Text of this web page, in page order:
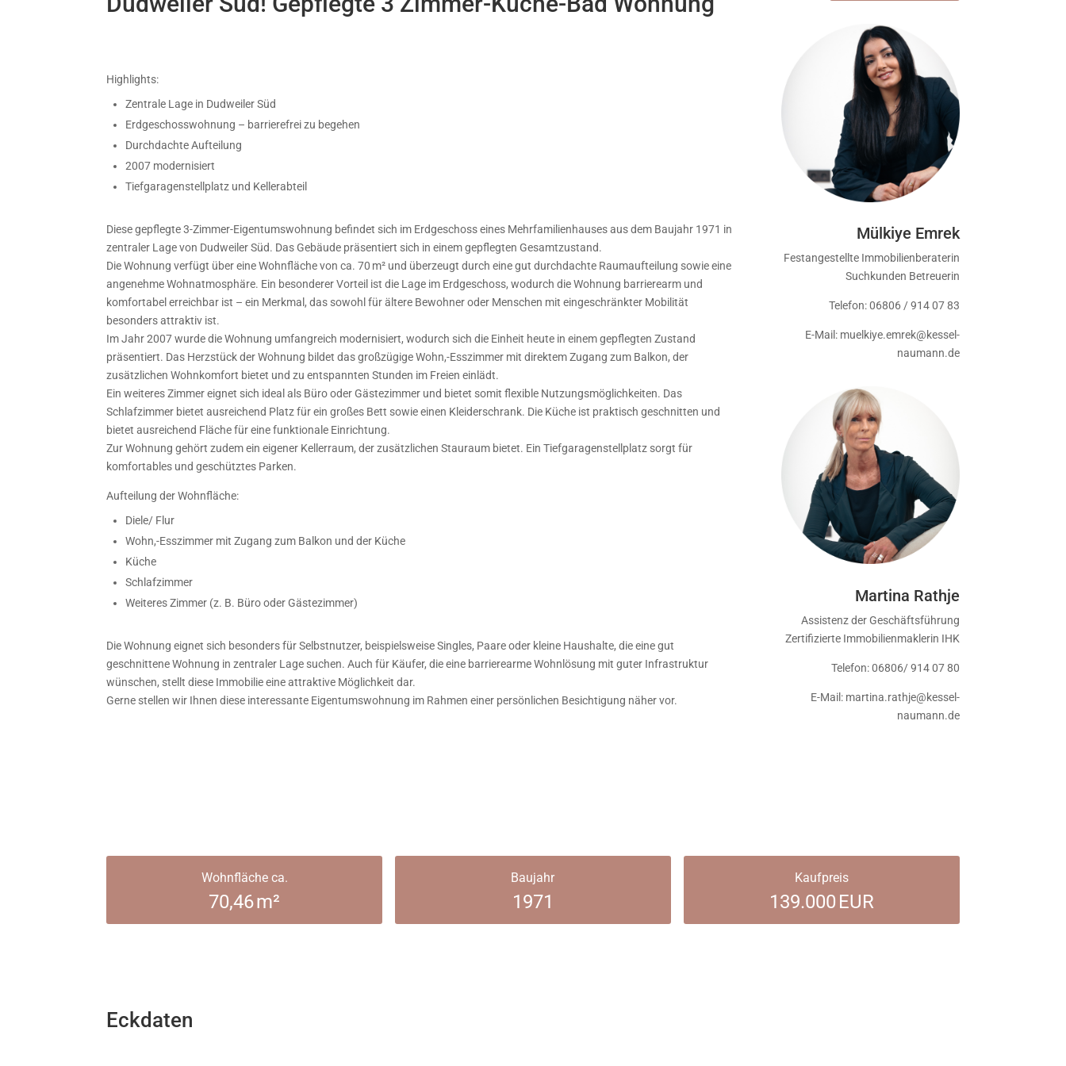
Highlights:
Zentrale Lage in Dudweiler Süd
Erdgeschosswohnung – barrierefrei zu begehen
Durchdachte Aufteilung
2007 modernisiert
Tiefgaragenstellplatz und Kellerabteil
Diese gepflegte 3-Zimmer-Eigentumswohnung befindet sich im Erdgeschoss eines Mehrfamilienhauses aus dem Baujahr 1971 in
zentraler Lage von Dudweiler Süd. Das Gebäude präsentiert sich in einem gepflegten Gesamtzustand.
Die Wohnung verfügt über eine Wohnfläche von ca. 70 m² und überzeugt durch eine gut durchdachte Raumaufteilung sowie eine
angenehme Wohnatmosphäre. Ein besonderer Vorteil ist die Lage im Erdgeschoss, wodurch die Wohnung barrierearm und
komfortabel erreichbar ist – ein Merkmal, das sowohl für ältere Bewohner oder Menschen mit eingeschränkter Mobilität
besonders attraktiv ist.
Im Jahr 2007 wurde die Wohnung umfangreich modernisiert, wodurch sich die Einheit heute in einem gepflegten Zustand
präsentiert. Das Herzstück der Wohnung bildet das großzügige Wohn,-Esszimmer mit direktem Zugang zum Balkon, der
zusätzlichen Wohnkomfort bietet und zu entspannten Stunden im Freien einlädt.
Ein weiteres Zimmer eignet sich ideal als Büro oder Gästezimmer und bietet somit flexible Nutzungsmöglichkeiten. Das
Schlafzimmer bietet ausreichend Platz für ein großes Bett sowie einen Kleiderschrank. Die Küche ist praktisch geschnitten und
bietet ausreichend Fläche für eine funktionale Einrichtung.
Zur Wohnung gehört zudem ein eigener Kellerraum, der zusätzlichen Stauraum bietet. Ein Tiefgaragenstellplatz sorgt für
komfortables und geschütztes Parken.
Aufteilung der Wohnfläche:
Diele/ Flur
Wohn,-Esszimmer mit Zugang zum Balkon und der Küche
Küche
Schlafzimmer
Weiteres Zimmer (z. B. Büro oder Gästezimmer)
Die Wohnung eignet sich besonders für Selbstnutzer, beispielsweise Singles, Paare oder kleine Haushalte, die eine gut
geschnittene Wohnung in zentraler Lage suchen. Auch für Käufer, die eine barrierearme Wohnlösung mit guter Infrastruktur
wünschen, stellt diese Immobilie eine attraktive Möglichkeit dar.
Gerne stellen wir Ihnen diese interessante Eigentumswohnung im Rahmen einer persönlichen Besichtigung näher vor.
Mülkiye Emrek
Festangestellte Immobilienberaterin
Suchkunden Betreuerin
Telefon: 06806 / 914 07 83
E-Mail: muelkiye.emrek@kessel-
naumann.de
Martina Rathje
Assistenz der Geschäftsführung
Zertifizierte Immobilienmaklerin IHK
Telefon: 06806/ 914 07 80
E-Mail: martina.rathje@kessel-
naumann.de
Wohnfläche ca.
70,46 m²
Baujahr
1971
Kaufpreis
139.000 EUR
Eckdaten